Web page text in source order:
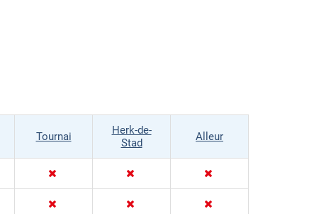
Tournai
Herk-de-
Stad
Alleur